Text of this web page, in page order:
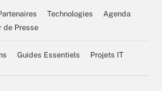
Technologies
Agenda
de Presse
Guides Essentiels Projets IT